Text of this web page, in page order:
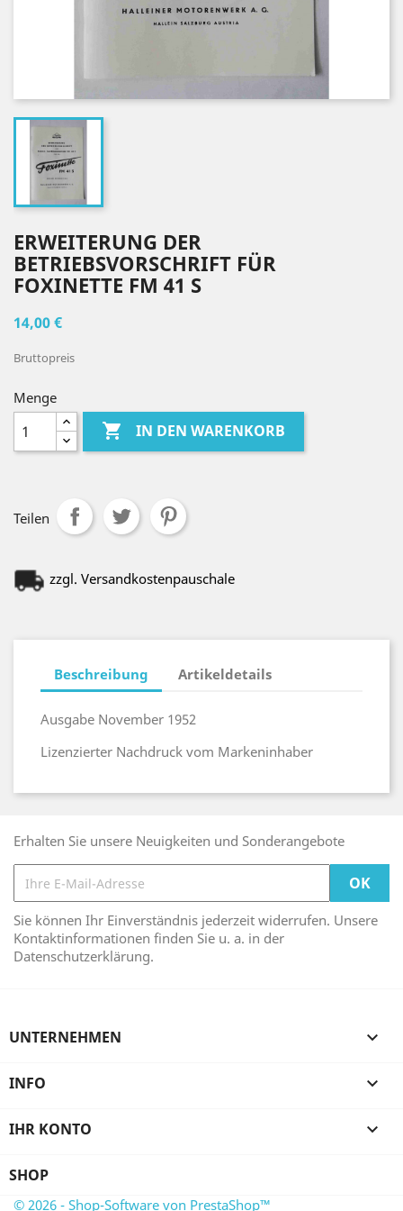
ERWEITERUNG DER
BETRIEBSVORSCHRIFT FÜR
FOXINETTE FM 41 S
14,00 €
Bruttopreis
Menge
 IN DEN WARENKORB
Teilen
zzgl. Versandkostenpauschale
Beschreibung Artikeldetails
Ausgabe November 1952
Lizenzierter Nachdruck vom Markeninhaber
Erhalten Sie unsere Neuigkeiten und Sonderangebote
Sie können Ihr Einverständnis jederzeit widerrufen. Unsere
Kontaktinformationen finden Sie u. a. in der
Datenschutzerklärung.
UNTERNEHMEN 
INFO 
IHR KONTO 
SHOP
© 2026 - Shop-Software von PrestaShop™